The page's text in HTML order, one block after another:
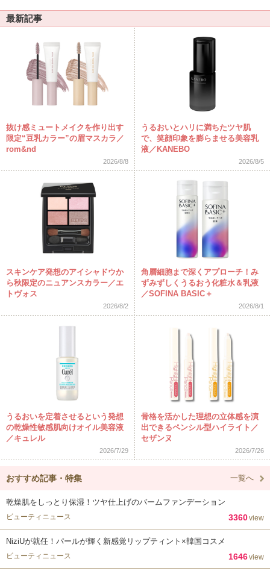
最新記事
抜け感ミュートメイクを作り出す
限定“豆乳カラー”の眉マスカラ／
rom&nd
2026/8/8
うるおいとハリに満ちたツヤ肌
で、笑顔印象を膨らませる美容乳
液／KANEBO
2026/8/5
スキンケア発想のアイシャドウか
ら秋限定のニュアンスカラー／エ
トヴォス
2026/8/2
角層細胞まで深くアプローチ！み
ずみずしくうるおう化粧水＆乳液
／SOFINA BASIC＋
2026/8/1
うるおいを定着させるという発想
の乾燥性敏感肌向けオイル美容液
／キュレル
2026/7/29
骨格を活かした理想の立体感を演
出できるペンシル型ハイライト／
セザンヌ
2026/7/26
おすすめ記事・特集 一覧へ
乾燥肌をしっとり保湿！ツヤ仕上げのバームファンデーション
ビューティニュース 3360view
NiziUが就任！パールが輝く新感覚リップティント×韓国コスメ
ビューティニュース 1646view